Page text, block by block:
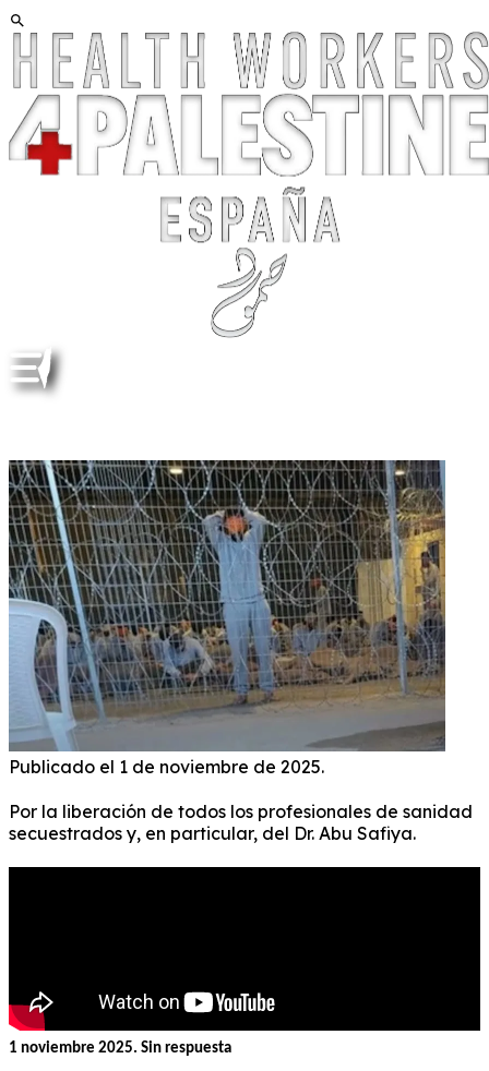
Publicado el 1 de noviembre de 2025.
Por la liberación de todos los profesionales de sanidad
secuestrados y, en particular, del Dr. Abu Safiya.
1 noviembre 2025. Sin respuesta